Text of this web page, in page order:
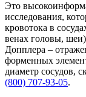
Это
исследования,
кровотока в
венах головы,
Допплера –
форменных
диаметр сосудов,
(800) 707-93-05.